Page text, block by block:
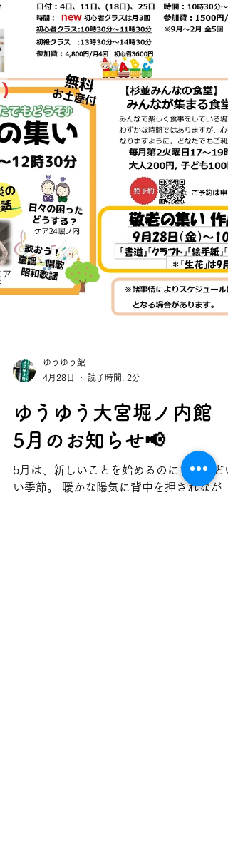
は区内・区外問わず、60歳以下の方でもご
参加いただける講座です。 【一般利用】は
さざんかねっとによる予約が必要です。 ※
一般利用をご希望の方はさざんかねっと登
が必要となります。 🌷協働事業 6月の予定
📢 ・お申込み、見学についてはお電話ま
たは窓口までお問い合わせください。 ・ピ
アノ教室は現在参加者が定員に達したため
集を中止しています。 「漢字かな書道」 6
月5、19日（金）13:00～1